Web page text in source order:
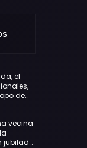
el
de
2026
vecina
jubilado